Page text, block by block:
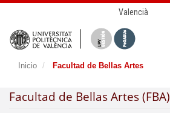
Valencià
Inicio Facultad de Bellas Artes
Facultad de Bellas Artes (FBA)